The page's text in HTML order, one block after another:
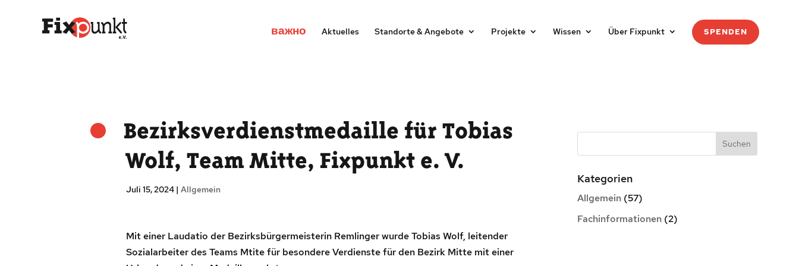
важно Aktuelles Standorte & Angebote Projekte Wissen Über Fixpunkt SPENDEN
Bezirksverdienstmedaille für Tobias
Wolf, Team Mitte, Fixpunkt e. V.
Juli 15, 2024 |Allgemein
Mit einer Laudatio der Bezirksbürgermeisterin Remlinger wurde Tobias Wolf, leitender
Sozialarbeiter des Teams Mtite für besondere Verdienste für den Bezirk Mitte mit einer
Kategorien
Allgemein(57)
Fachinformationen(2)